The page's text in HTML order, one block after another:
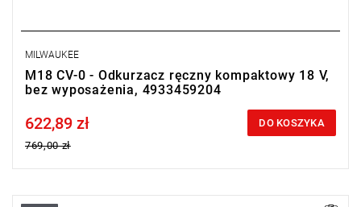
MILWAUKEE
M18 CV-0 - Odkurzacz ręczny kompaktowy 18 V,
bez wyposażenia, 4933459204
Price tax included
622,89 zł
769,00 zł
DO KOSZYKA